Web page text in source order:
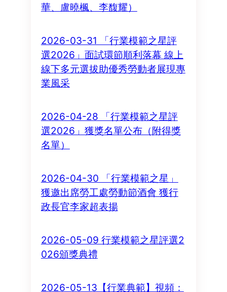
華、盧曉楓、李馥耀）
2026-03-31 「行業模範之星評
選2026」面試環節順利落幕 線上
線下多元選拔助優秀勞動者展現專
業風采
2026-04-28 「行業模範之星評
選2026」獲獎名單公布（附得獎
名單）
2026-04-30 「行業模範之星」
獲邀出席勞工處勞動節酒會 獲行
政長官李家超表揚
2026-05-09 行業模範之星評選2
026頒獎典禮
2026-05-13【行業典範】視頻：